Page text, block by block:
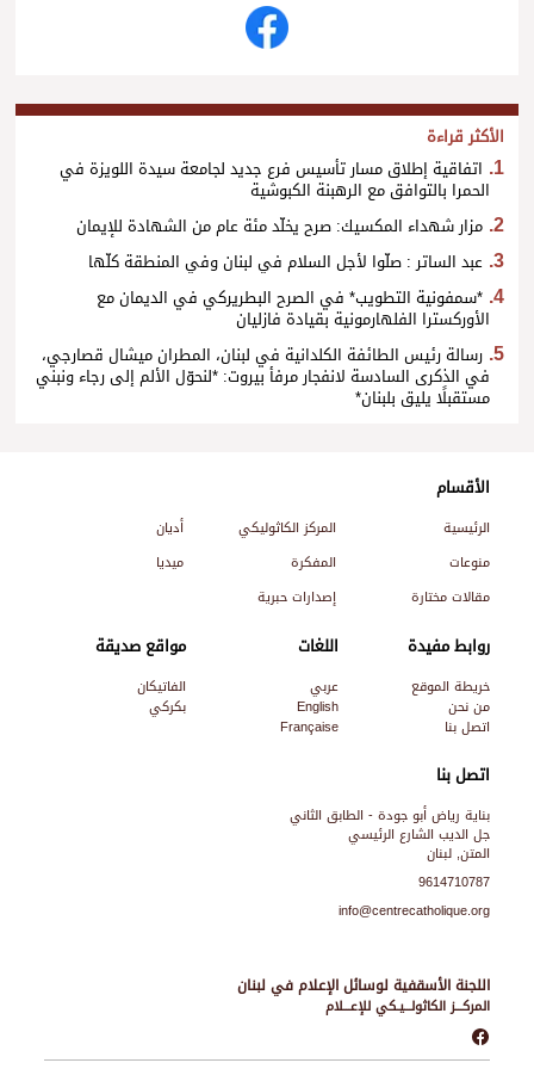
الأكثر قراءة
اتفاقية إطلاق مسار تأسيس فرع جديد لجامعة سيدة اللويزة في
الحمرا بالتوافق مع الرهبنة الكبوشية
مزار شهداء المكسيك: صرح يخلّد مئة عام من الشهادة للإيمان
عبد الساتر : صلّوا لأجل السلام في لبنان وفي المنطقة كلّها
*سمفونية التطويب* في الصرح البطريركي في الديمان مع
الأوركسترا الفلهارمونية بقيادة فازليان
رسالة رئيس الطائفة الكلدانية في لبنان، المطران ميشال قصارجي،
في الذكرى السادسة لانفجار مرفأ بيروت: *لنحوّل الألم إلى رجاء ونبني
مستقبلًا يليق بلبنان*
اللجنة الأسقفية لوسائل الإعلام في لبنان
المركـــز الكاثولـــيـكي للإعـــلام
اتصل بنا
بناية رياض أبو جودة - الطابق الثاني
جل الديب الشارع الرئيسي
المتن, لبنان
9614710787
info@centrecatholique.org
الأقسام
الرئيسية المركز الكاثوليكي
أديان
منوعات
المفكرة
ميديا
مقالات مختارة
إصدارات حبرية
روابط مفيدة
خريطة الموقع
من نحن
اتصل بنا
اللغات
عربي
English
Française
مواقع صديقة
الفاتيكان
بكركي